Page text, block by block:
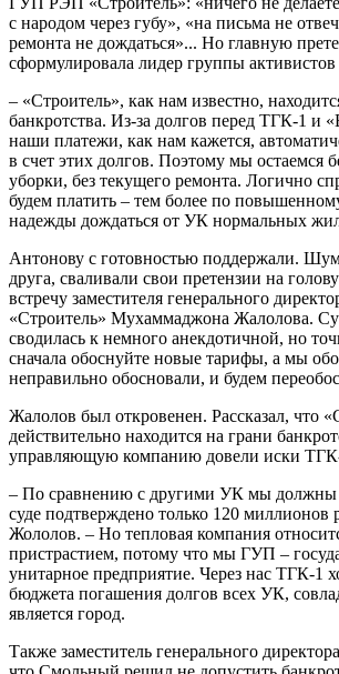
с народом через губу», «на письма не
ремонта не дождаться»... Но главную
сформулировала лидер группы
– «Строитель», как нам известно,
банкротства. Из-за долгов перед ТГК-1 и
наши платежи, как нам кажется,
в счет этих долгов. Поэтому мы остаемся
уборки, без текущего ремонта. Логично
будем платить – тем более по
надежды дождаться от УК нормальных
Антонову с готовностью поддержали.
друга, сваливали свои претензии на
встречу заместителя генерального
«Строитель» Мухаммаджона Жалолова.
сводилась к немного анекдотичной, но
сначала обоснуйте новые тарифы, а мы
неправильно обосновали, и будем
Жалолов был откровенен. Рассказал, что
действительно находится на грани
управляющую компанию довели иски
– По сравнению с другими УК мы должны
суде подтверждено только 120 миллионов
Жололов. – Но тепловая компания
пристрастием, потому что мы ГУП –
унитарное предприятие. Через нас ТГК-1
бюджета погашения долгов всех УК,
является город.
Также заместитель генерального